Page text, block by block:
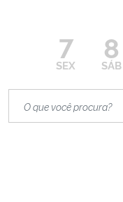
7
SEX
8
SÁB